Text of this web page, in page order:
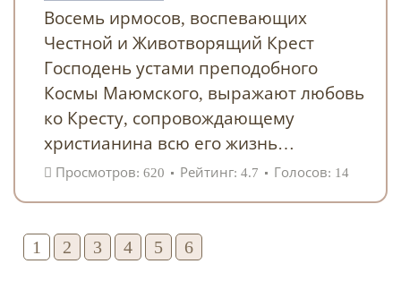
Восемь ирмосов, воспевающих
Честной и Животворящий Крест
Господень устами преподобного
Космы Маюмского, выражают любовь
ко Кресту, сопровождающему
христианина всю его жизнь…
Просмотров: 620 Рейтинг: 4.7 Голосов: 14
1 2 3 4 5 6